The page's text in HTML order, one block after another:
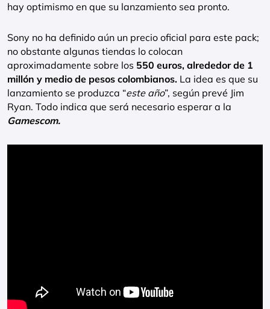
hay optimismo en que su lanzamiento sea pronto.
Sony no ha definido aún un precio oficial para este pack;
no obstante algunas tiendas lo colocan
aproximadamente sobre los 550 euros, alrededor de 1
millón y medio de pesos colombianos. La idea es que su
lanzamiento se produzca “este año”, según prevé Jim
Ryan. Todo indica que será necesario esperar a la
Gamescom.